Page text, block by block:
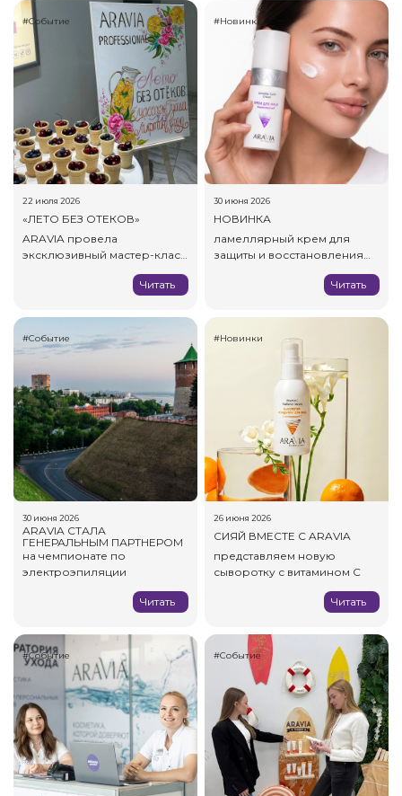
#Событие
22 июля 2026
«ЛЕТО БЕЗ ОТЕКОВ»
ARAVIA провела
эксклюзивный мастер-класс
Читать
#Новинки
30 июня 2026
НОВИНКА
ламеллярный крем для
защиты и восстановления
Читать
#Событие
30 июня 2026
ARAVIA СТАЛА
ГЕНЕРАЛЬНЫМ ПАРТНЕРОМ
на чемпионате по
электроэпиляции
Читать
#Новинки
26 июня 2026
СИЯЙ ВМЕСТЕ С ARAVIA
представляем новую
сыворотку с витамином С
Читать
#Событие #Событие